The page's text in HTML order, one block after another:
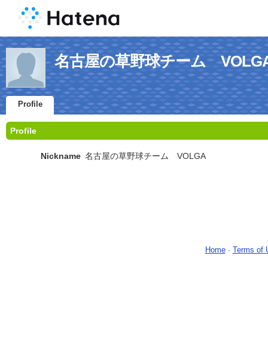
名古屋の草野球チーム
Profile
Profile
Nickname 名古屋の草野球チーム VOLGA
Home- Terms of